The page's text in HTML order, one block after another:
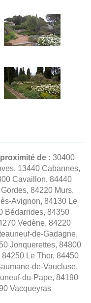
de : 30400
13440 Cabannes,
Cavaillon, 84440
84220 Murs,
Avignon, 84130 Le
Bédarrides, 84350
Vedène, 84220
de-Gadagne,
Jonquerettes, 84800
Le Thor, 84450
de-Vaucluse,
du-Pape, 84190
Vacqueyras